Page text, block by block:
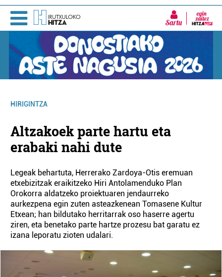
Sartu
HIRIGINTZA
Altzakoek parte hartu eta
erabaki nahi dute
Legeak behartuta, Herrerako Zardoya-Otis eremuan
etxebizitzak eraikitzeko Hiri Antolamenduko Plan
Orokorra aldatzeko proiektuaren jendaurreko
aurkezpena egin zuten asteazkenean Tomasene Kultur
Etxean; han bildutako herritarrak oso haserre agertu
ziren, eta benetako parte hartze prozesu bat garatu ez
izana leporatu zioten udalari.